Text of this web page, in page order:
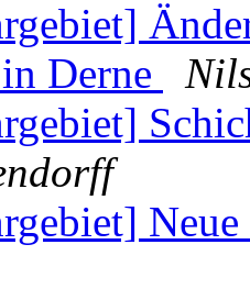
Derne